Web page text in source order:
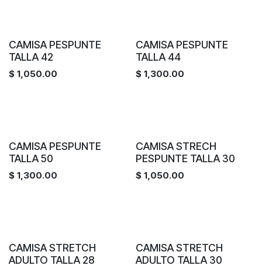
CAMISA PESPUNTE
TALLA 42
$ 1,050.00
CAMISA PESPUNTE
TALLA 44
$ 1,300.00
CAMISA PESPUNTE
TALLA 50
$ 1,300.00
CAMISA STRECH
PESPUNTE TALLA 30
$ 1,050.00
CAMISA STRETCH
ADULTO TALLA 28
CAMISA STRETCH
ADULTO TALLA 30